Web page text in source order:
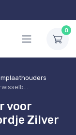
0
Acrylaat
voor
Zilver